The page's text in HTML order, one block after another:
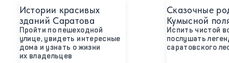
Истории красивых
зданий Саратова
Пройти по пешеходной
улице, увидеть интересные
дома и узнать о жизни
их владельцев
Сказочные
Кумысной
Испить чистой
послушать
саратовского